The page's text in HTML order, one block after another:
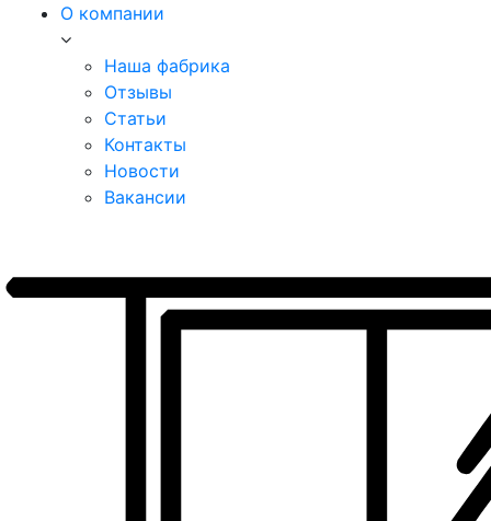
О компании
Наша фабрика
Отзывы
Статьи
Контакты
Новости
Вакансии